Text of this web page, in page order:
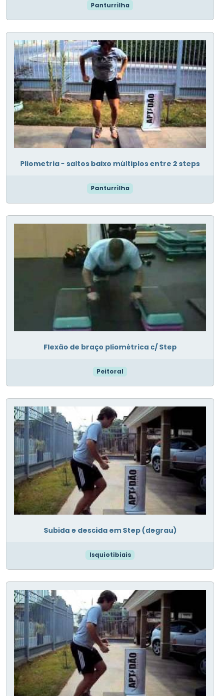
Panturrilha
Pliometria - saltos baixo múltiplos entre 2 steps
Panturrilha
Flexão de braço pliométrica c/ Step
Peitoral
Subida e descida em Step (degrau)
Isquiotibiais